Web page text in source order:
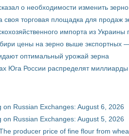
о необходимости изменить
своя торговая площадка для продаж
импорта из
цены на зерно выше экспортных
оптимальный урожай зерна
Юга России распределят
on Russian Exchanges: August 6, 2026
on Russian Exchanges: August 5, 2026
producer price of fine flour from